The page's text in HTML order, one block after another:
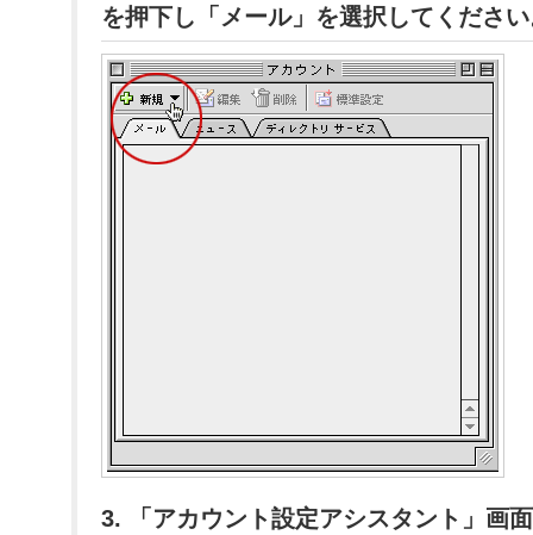
を押下し「メール」を選択してくださ
3. 「アカウント設定アシスタント」画